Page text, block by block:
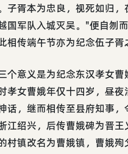
子胥本为忠良，视死如归
国军队入城灭吴。"便自刎
相传端午节亦为纪念伍子胥
个意义是为纪念东汉孝女
孝女曹娥年仅十四岁，昼
话，继而相传至县府知事
江绍兴，后传曹娥碑为晋
村镇改名为曹娥镇，曹娥殉